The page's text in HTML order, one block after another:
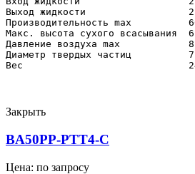
Выход жидкости                  2"
Производительность max
Макс. высота сухого всасывания
Давление воздуха max
Диаметр твердых частиц
Вес
Закрыть
BA50PP-PTT4-C
Цена: по запросу